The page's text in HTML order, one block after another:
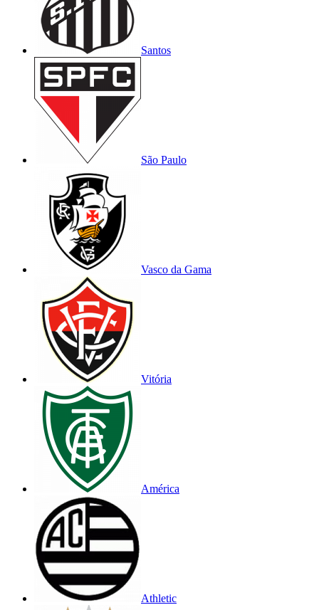
Santos
São Paulo
Vasco da Gama
Vitória
América
Athletic